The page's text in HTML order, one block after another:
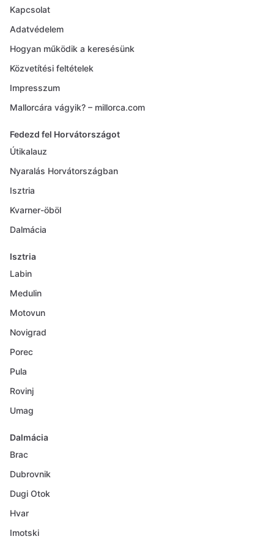
Kapcsolat
Adatvédelem
Hogyan működik a keresésünk
Közvetítési feltételek
Impresszum
Mallorcára vágyik? – millorca.com
Fedezd fel Horvátországot
Útikalauz
Nyaralás Horvátországban
Isztria
Kvarner-öböl
Dalmácia
Isztria
Labin
Medulin
Motovun
Novigrad
Porec
Pula
Rovinj
Umag
Dalmácia
Brac
Dubrovnik
Dugi Otok
Hvar
Imotski